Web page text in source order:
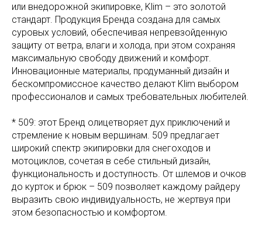
или внедорожной экипировке, Klim – это золотой
стандарт. Продукция Бренда создана для самых
суровых условий, обеспечивая непревзойденную
защиту от ветра, влаги и холода, при этом сохраняя
максимальную свободу движений и комфорт.
Инновационные материалы, продуманный дизайн и
бескомпромиссное качество делают Klim выбором
профессионалов и самых требовательных любителей.
* 509: этот Бренд олицетворяет дух приключений и
стремление к новым вершинам. 509 предлагает
широкий спектр экипировки для снегоходов и
мотоциклов, сочетая в себе стильный дизайн,
функциональность и доступность. От шлемов и очков
до курток и брюк – 509 позволяет каждому райдеру
выразить свою индивидуальность, не жертвуя при
этом безопасностью и комфортом.